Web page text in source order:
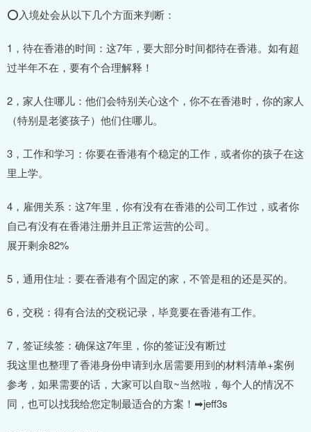
⭕入境处会从以下几个方面来判断：
1，待在香港的时间：这7年，要大部分时间都待在香港。如有超
过半年不在，要有个合理解释！
2，家人住哪儿：他们会特别关心这个，你不在香港时，你的家人
（特别是老婆孩子）他们住哪儿。
3，工作和学习：你要在香港有个稳定的工作，或者你的孩子在这
里上学。
4，雇佣关系：这7年里，你有没有在香港的公司工作过，或者你
自己有没有在香港注册并且正常运营的公司。
展开剩余82%
5，通用住址：要在香港有个固定的家，不管是租的还是买的。
6，交税：得有合法的交税记录，毕竟要在香港有工作。
7，签证续签：确保这7年里，你的签证没有断过
我这里也整理了香港身份申请到永居需要用到的材料清单+案例
参考，如果需要的话，大家可以自取~当然啦，每个人的情况不
同，也可以找我给您定制最适合的方案！➡jeff3s